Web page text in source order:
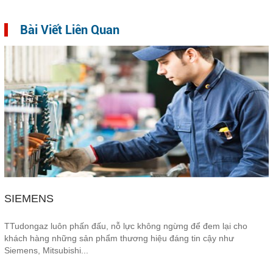
Bài Viết Liên Quan
SIEMENS
TTudongaz luôn phấn đấu, nỗ lực không ngừng để đem lại cho
khách hàng những sản phẩm thương hiệu đáng tin cậy như
Siemens, Mitsubishi...
COPYRIGHT 2016. ALL RIGHTS RESERVED